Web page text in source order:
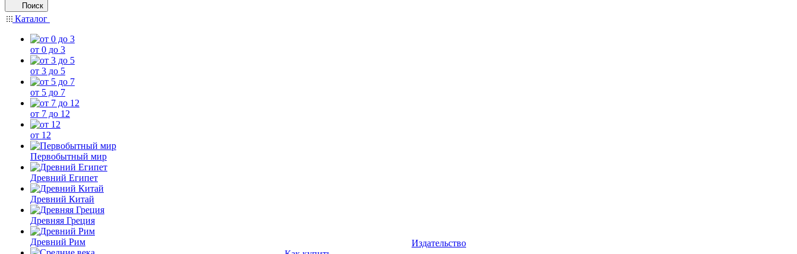
Поиск
Каталог
от 0 до 3
от 3 до 5
от 5 до 7
от 7 до 12
от 12
Первобытный мир
Древний Египет
Древний Китай
Древняя Греция
Древний Рим
Издательство